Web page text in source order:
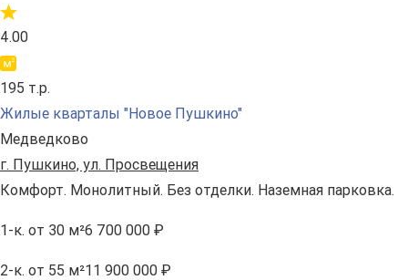
4.00
195 т.р.
Жилые кварталы "Новое Пушкино"
Медведково
г. Пушкино, ул. Просвещения
Комфорт. Монолитный. Без отделки. Наземная парковка.
1-к. от 30 м²6 700 000 ₽
2-к. от 55 м²11 900 000 ₽